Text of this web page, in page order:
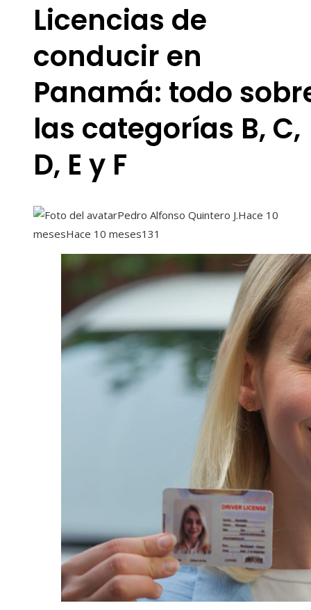
Licencias de
conducir en
Panamá: todo
las categorías B, C,
D, E y F
Pedro Alfonso Quintero J.Hace 10
mesesHace 10 meses131